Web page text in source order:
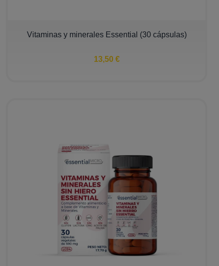
Vitaminas y minerales Essential (30 cápsulas)
13,50 €